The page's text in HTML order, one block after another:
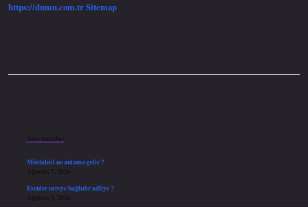
https://dumu.com.trSitemap
Son Yazılar
Müstahsil ne anlama gelir ?
Ağustos 7, 2026
Esenler nereye bağlıdır adliye ?
Ağustos 6, 2026